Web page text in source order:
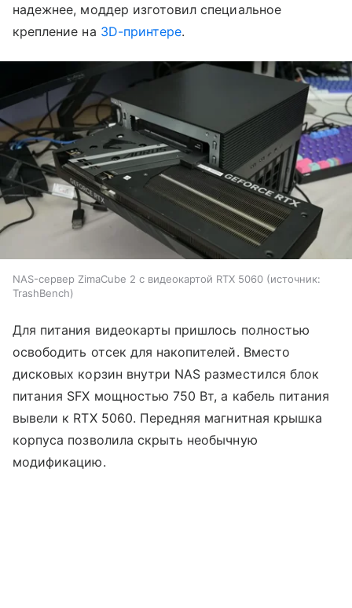
надежнее, моддер изготовил специальное
крепление на 3D-принтере.
NAS-сервер ZimaCube 2 с видеокартой RTX 5060
источник:
TrashBench
Для питания видеокарты пришлось полностью
освободить отсек для накопителей. Вместо
дисковых корзин внутри NAS разместился блок
питания SFX мощностью 750 Вт, а кабель питания
вывели к RTX 5060. Передняя магнитная крышка
корпуса позволила скрыть необычную
модификацию.